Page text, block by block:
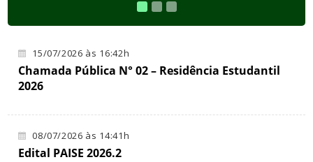
15/07/2026 às 16:42h
Chamada Pública N° 02 – Residência Estudantil
2026
08/07/2026 às 14:41h
Edital PAISE 2026.2